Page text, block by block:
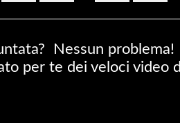
Nessun problema!
per te dei veloci video